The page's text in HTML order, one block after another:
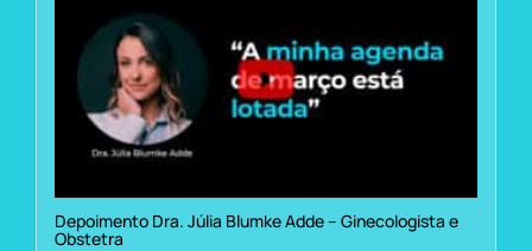
Depoimento Dra. Júlia Blumke Adde – Ginecologista e
Obstetra